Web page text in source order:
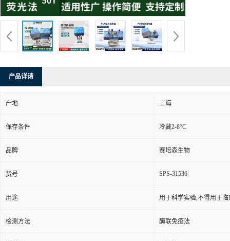
产品详请
产地 上海
保存条件 冷藏2-8°C
品牌 赛培森生物
货号 SPS-31536
用途 用于科学实验,不得用于临
检测方法 酶联免疫法